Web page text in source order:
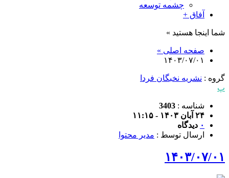
چشمه توسعه
آفاق +
شما اینجا هستید »
صفحه اصلی »
۱۴۰۳/۰۷/۰۱
گروه : نشریه نخبگان فردا
پ
شناسه : 3403
۲۴ آبان ۱۴۰۳ - ۱۱:۱۵
۰ دیدگاه
ارسال توسط : مدیر محتوا
۱۴۰۳/۰۷/۰۱